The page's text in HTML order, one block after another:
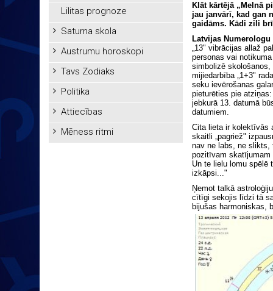
Lilitas prognoze
Saturna skola
Austrumu horoskopi
Tavs Zodiaks
Politika
Attiecības
Mēness ritmi
Klāt kārtējā „Melnā
jau janvārī, kad gan
gaidāms. Kādi zili
Latvijas
„13" vibrācijas allaž
personas vai
simbolizē
mijiedarbība „1+3"
seku ievērošanas
pieturēties pie
jebkurā 13. datumā
datumiem.
Cita lieta ir kolektīvās
skaitli „pagriež"
nav ne labs, ne slikts,
pozitīvam skatījumam
Un te lielu lomu spēlē
izkāpsi..."
Ņemot talkā
cītīgi sekojis līdzi tā
bijušas harmoniskas,